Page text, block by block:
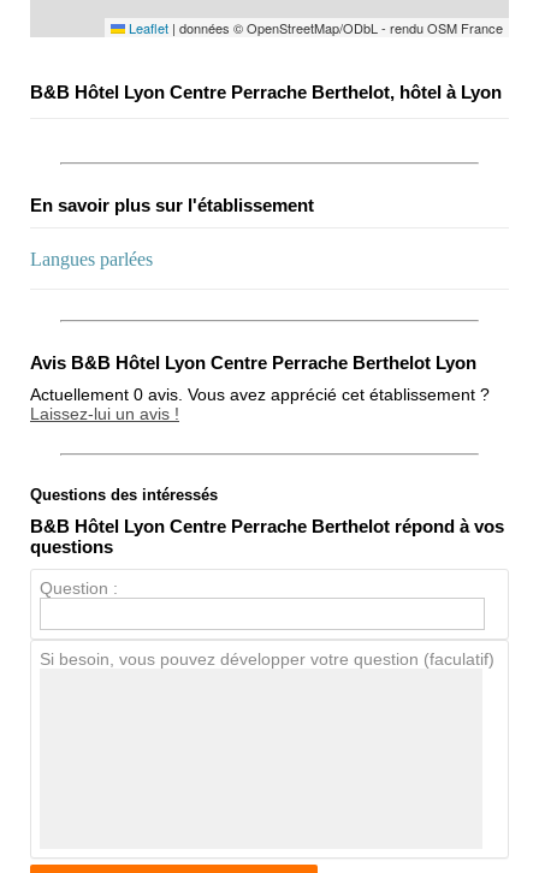
Leaflet | données © OpenStreetMap/ODbL - rendu OSM France
B&B Hôtel Lyon Centre Perrache Berthelot, hôtel à Lyon
En savoir plus sur l'établissement
Langues parlées
Avis B&B Hôtel Lyon Centre Perrache Berthelot Lyon
Actuellement 0 avis. Vous avez apprécié cet établissement ?
Laissez-lui un avis !
Note globale
Propreté
Chien / chat
Pseudo :
Questions des intéressés
B&B Hôtel Lyon Centre Perrache Berthelot répond à vos
questions
Question :
Si besoin, vous pouvez développer votre question (faculatif)